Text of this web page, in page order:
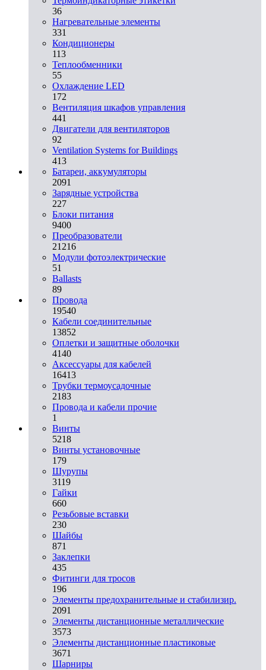
36
Нагревательные элементы
331
Кондиционеры
113
Теплообменники
55
Охлаждение LED
172
Вентиляция шкафов управления
441
Двигатели для вентиляторов
92
Ventilation Systems for Buildings
413
Батареи, аккумуляторы
2091
Зарядные устройства
227
Блоки питания
9400
Преобразователи
21216
Модули фотоэлектрические
51
Ballasts
89
Провода
19540
Кабели соединительные
13852
Оплетки и защитные оболочки
4140
Аксессуары для кабелей
16413
Трубки термоусадочные
2183
Провода и кабели прочие
1
Винты
5218
Винты установочные
179
Шурупы
3119
Гайки
660
Резьбовые вставки
230
Шайбы
871
Заклепки
435
Фитинги для тросов
196
Элементы предохранительные и стабилизир.
2091
Элементы дистанционные металлические
3573
Элементы дистанционные пластиковые
3671
Шарниры